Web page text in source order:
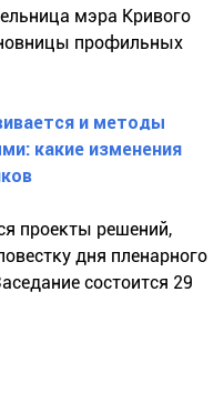
мэра Кривого
профильных
и методы
какие изменения
проекты решений,
дня пленарного
состоится 29